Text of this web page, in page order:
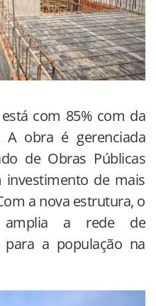
com 85% com da
obra é gerenciada
de Obras Públicas
de mais
a nova estrutura, o
amplia a rede de
a população na